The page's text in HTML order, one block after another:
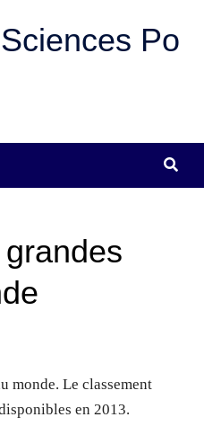
Po
monde. Le classement
en 2013.